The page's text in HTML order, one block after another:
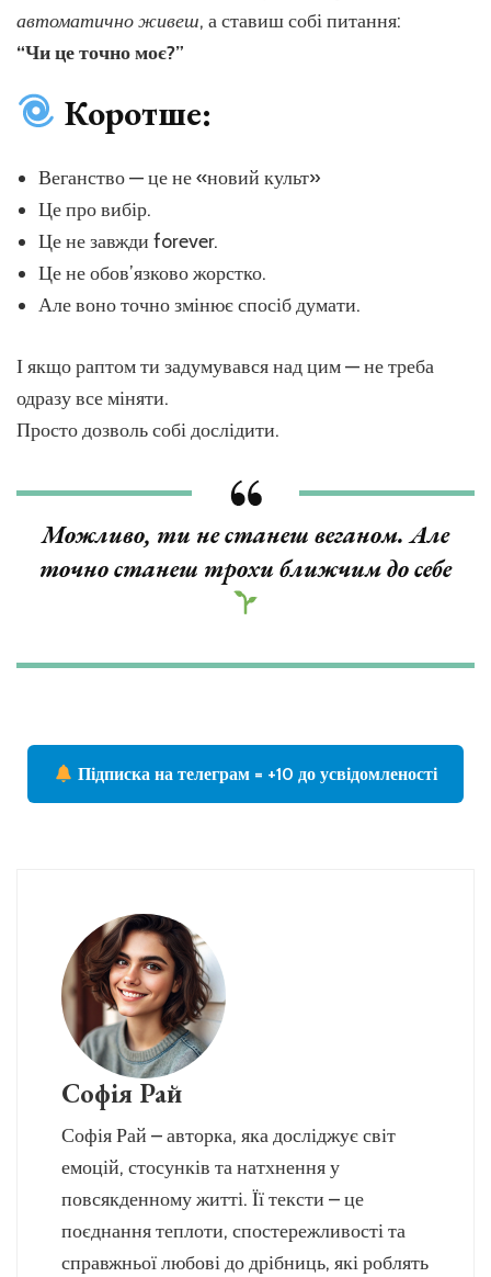
автоматично живеш, а ставиш собі питання:
“Чи це точно моє?”
Коротше:
Веганство — це не «новий культ»
Це про вибір.
Це не завжди forever.
Це не обов’язково жорстко.
Але воно точно змінює спосіб думати.
І якщо раптом ти задумувався над цим — не треба
одразу все міняти.
Просто дозволь собі дослідити.
Можливо, ти не станеш веганом. Але
точно станеш трохи ближчим до себе
Підписка на телеграм = +10 до усвідомленості
Софія Рай
Софія Рай – авторка, яка досліджує світ
емоцій, стосунків та натхнення у
повсякденному житті. Її тексти – це
поєднання теплоти, спостережливості та
справжньої любові до дрібниць, які роблять